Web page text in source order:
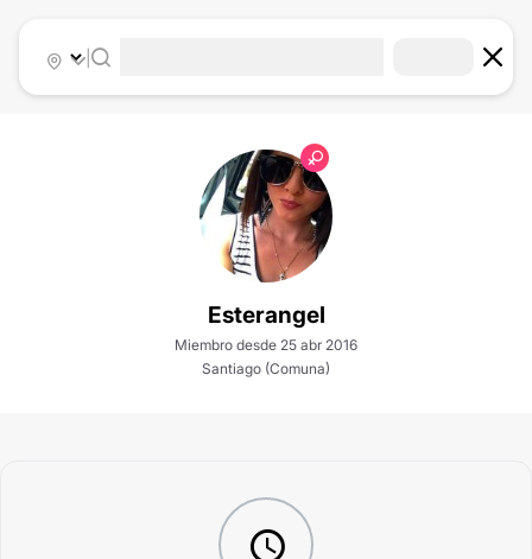
|
Esterangel
Miembro desde 25 abr 2016
Santiago (Comuna)